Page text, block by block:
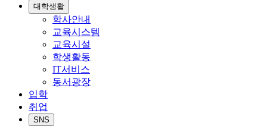
대학생활
학사안내
교육시스템
교육시설
학생활동
IT서비스
동서광장
입학
취업
SNS